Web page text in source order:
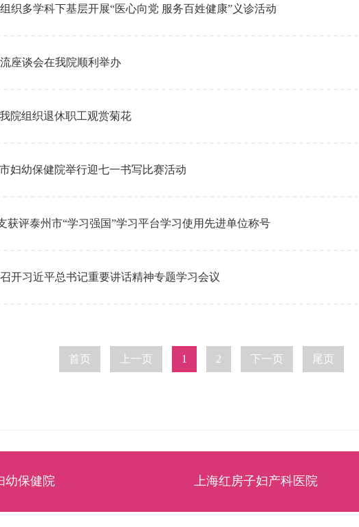
织多学科下基层开展“医心向党 服务百姓健康”义诊活动
座谈会在我院顺利举办
院组织退休职工观赏菊花
妇幼保健院举行迎七一书写比赛活动
获评泰州市“学习强国”学习平台学习使用先进单位称号
开习近平总书记重要讲话精神专题学习会议
首页 上一页 1 2 下一页 尾页
幼保健院 上海红房子妇产科医院